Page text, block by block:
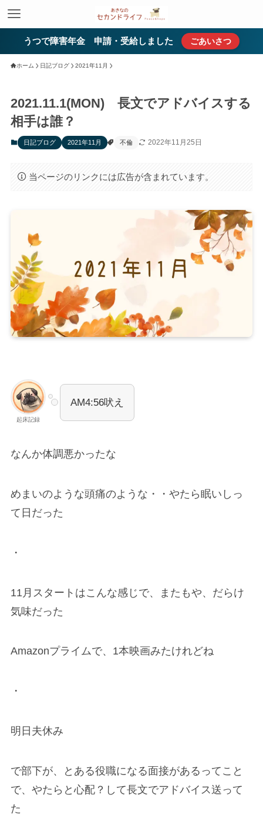
うつで障害年金 申請・受給しました ごあいさつ
ホーム 日記ブログ 2021年11月
2021.11.1(MON) 長文でアドバイスする
相手は誰？
日記ブログ 2021年11月 不倫 2022年11月25日
当ページのリンクには広告が含まれています。
起床記録
AM4:56吠え
なんか体調悪かったな
めまいのような頭痛のような・・やたら眠いしっ
て日だった
・
11月スタートはこんな感じで、またもや、だらけ
気味だった
Amazonプライムで、1本映画みたけれどね
・
明日夫休み
で部下が、とある役職になる面接があるってこと
で、やたらと心配？して長文でアドバイス送って
た